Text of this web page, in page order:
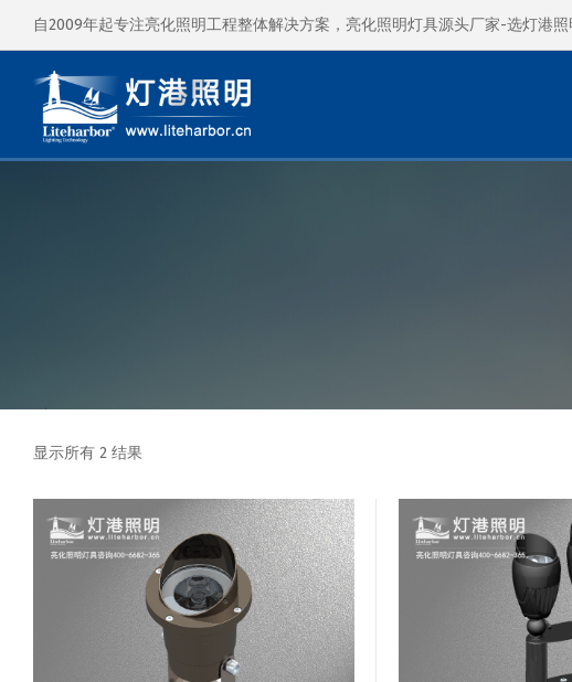
自2009年起专注亮化照明工程整体解决方案，亮化照明灯具源头厂家-选灯港照
显示所有 2 结果